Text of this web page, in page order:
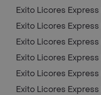
Exito Licores Express
Exito Licores Express
Exito Licores Express
Exito Licores Express
Exito Licores Express
Exito Licores Express